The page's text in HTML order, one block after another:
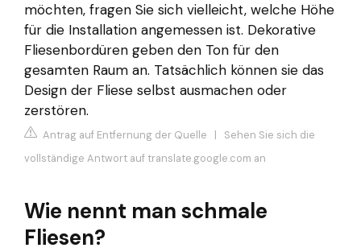
möchten, fragen Sie sich vielleicht, welche Höhe
für die Installation angemessen ist. Dekorative
Fliesenbordüren geben den Ton für den
gesamten Raum an. Tatsächlich können sie das
Design der Fliese selbst ausmachen oder
zerstören.
Antrag auf Entfernung der Quelle | Sehen Sie sich die
vollständige Antwort auf translate.google.com an
Wie nennt man schmale
Fliesen?